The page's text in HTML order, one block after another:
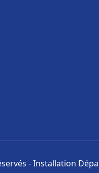
- Installation